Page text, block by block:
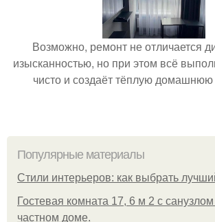
Возможно, ремонт не отличается
изысканностью, но при этом всё
чисто и создаёт тёплую
Популярные материалы
Стили интерьеров: как выбрать
Гостевая комната 17, 6 м 2 с
частном доме.